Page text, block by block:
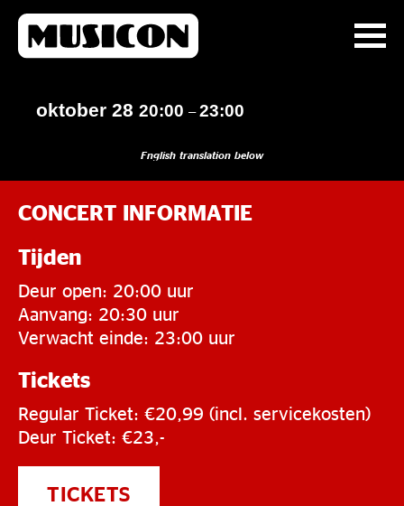
oktober 28 20:00 –23:00
English translation below
CONCERT INFORMATIE
Tijden
Deur open: 20:00 uur
Aanvang: 20:30 uur
Verwacht einde: 23:00 uur
Tickets
Regular Ticket: €20,99 (incl. servicekosten)
Deur Ticket: €23,-
TICKETS